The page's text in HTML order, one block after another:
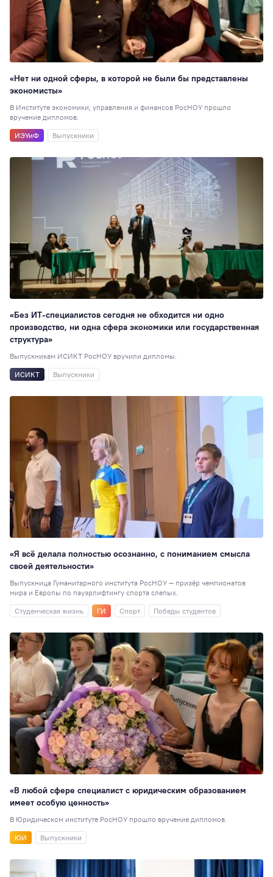
«Нет ни одной сферы, в которой не были бы представлены
экономисты»
В Институте экономики, управления и финансов РосНОУ прошло
вручение дипломов.
ИЭУиФ
Выпускники
«Без ИТ-специалистов сегодня не обходится ни одно
производство, ни одна сфера экономики или государственная
структура»
Выпускникам ИСИКТ РосНОУ вручили дипломы.
ИСИКТ
Выпускники
«Я всё делала полностью осознанно, с пониманием смысла
своей деятельности»
Выпускница Гуманитарного института РосНОУ — призёр чемпионатов
мира и Европы по пауэрлифтингу спорта слепых.
Студенческая жизнь
ГИ Спорт Победы студентов
«В любой сфере специалист с юридическим образованием
имеет особую ценность»
В Юридическом институте РосНОУ прошло вручение дипломов.
ЮИ
Выпускники